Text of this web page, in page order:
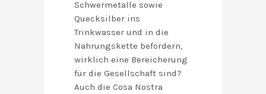
Schwermetalle sowie
Quecksilber ins
Trinkwasser und in die
Nahrungskette befördern,
wirklich eine Bereicherung
für die Gesellschaft sind?
Auch die Cosa Nostra